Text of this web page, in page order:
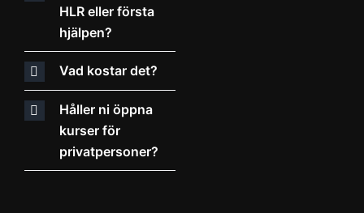
HLR eller första
hjälpen?
Vad kostar det?
Håller ni öppna
kurser för
privatpersoner?